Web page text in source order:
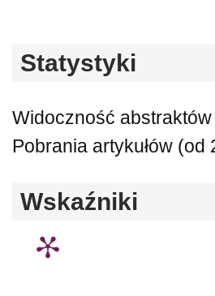
Statystyki
Widoczność
Pobrania artykułów
Wskaźniki